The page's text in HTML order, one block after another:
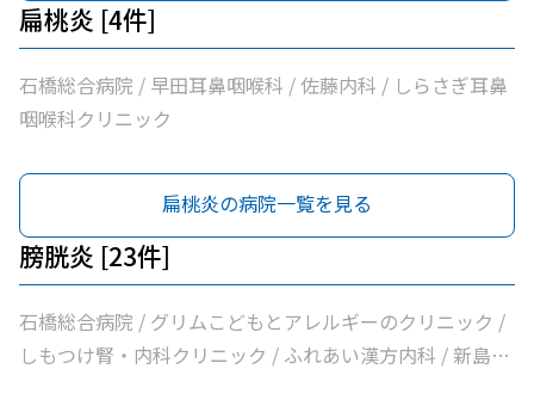
団輝会つばさクリニック / 藤沼医院 / 石川医院 / やの小児
科医院 / 川嶌内科小児科クリニック / 一般社団法人巨樹の
会新上三川病院 / 小口内科小児科医院 / 山﨑医院 / うえの
クリニック / せんば医院 / どんどんまもろうクリニックし
扁桃炎 [4件]
石橋総合病院 / 早田耳鼻咽喉科 / 佐藤内科 / しらさぎ耳鼻
咽喉科クリニック
扁桃炎の病院一覧を見る
膀胱炎 [23件]
石橋総合病院 / グリムこどもとアレルギーのクリニック /
しもつけ腎・内科クリニック / ふれあい漢方内科 / 新島内